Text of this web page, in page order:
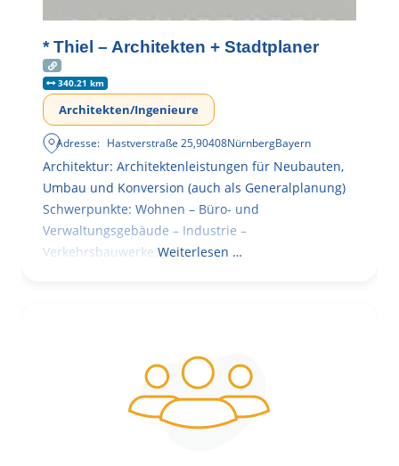
* Thiel – Architekten + Stadtplaner
340.21 km
Architekten/Ingenieure
Adresse: Hastverstraße 25,90408NürnbergBayern
Architektur: Architektenleistungen für Neubauten,
Umbau und Konversion (auch als Generalplanung)
Schwerpunkte: Wohnen – Büro- und
Verwaltungsgebäude – Industrie –
Verkehrsbauwerke. Weiterlesen …